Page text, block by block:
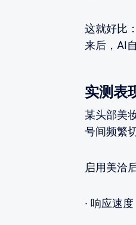
这就好比
来后，AI
实测表
某头部美
号间频繁
启用美洽
· 响应速